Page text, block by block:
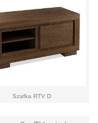
Szafka RTV D